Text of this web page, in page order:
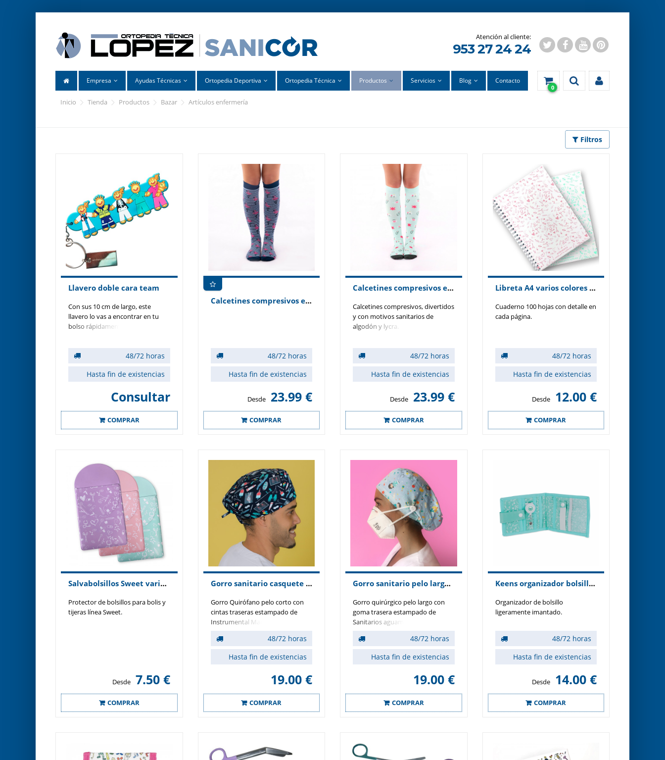
953 27 24 24
Empresa Ayudas Técnicas Ortopedia Deportiva Ortopedia Técnica Productos Servicios Blog Contacto
0
inicio tienda productos bazar artículos enfermería
Filtros
Llavero doble cara team
Con sus 10 cm de largo, este
llavero lo vas a encontrar en tu
bolso rápidamente.
48/72 horas
Hasta fin de existencias
Consultar
COMPRAR
Calcetines compresivos estampados modelo flamencos
48/72 horas
Hasta fin de existencias
Desde 23.99 €
COMPRAR
Calcetines compresivos estampados modelo ambulancia.
Calcetines compresivos, divertidos
y con motivos sanitarios de
algodón y lycra.
48/72 horas
Hasta fin de existencias
Desde 23.99 €
COMPRAR
Libreta A4 varios colores Sweet
Cuaderno 100 hojas con detalle en
cada página.
48/72 horas
Hasta fin de existencias
Desde 12.00 €
COMPRAR
Salvabolsillos Sweet varios colores
Protector de bolsillos para bolis y
tijeras línea Sweet.
Desde 7.50 €
COMPRAR
Gorro sanitario casquete pelo corto modelo instrumental marino
Gorro Quirófano pelo corto con
cintas traseras estampado de
Instrumental Marino.
48/72 horas
Hasta fin de existencias
19.00 €
COMPRAR
Gorro sanitario pelo largo con botones modelo Aguamarina
Gorro quirúrgico pelo largo con
goma trasera estampado de
Sanitarios aguamarina con
Botones que sujetan la mascarilla
48/72 horas
Hasta fin de existencias
19.00 €
COMPRAR
Keens organizador bolsillo modelo Sweet
Organizador de bolsillo
ligeramente imantado.
48/72 horas
Hasta fin de existencias
Desde 14.00 €
COMPRAR